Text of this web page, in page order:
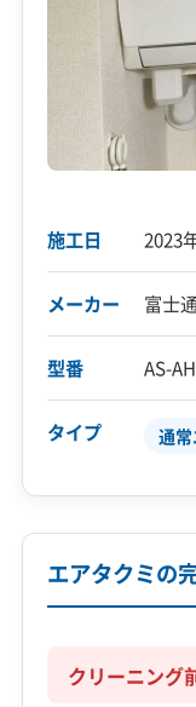
施工日 2023
メーカー 富士
型番 AS-
タイプ 通
エアタクミの
クリーニング